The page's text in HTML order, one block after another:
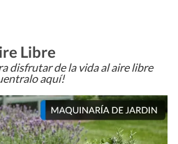
Libre
disfrutar de la vida al aire libre
aquí!